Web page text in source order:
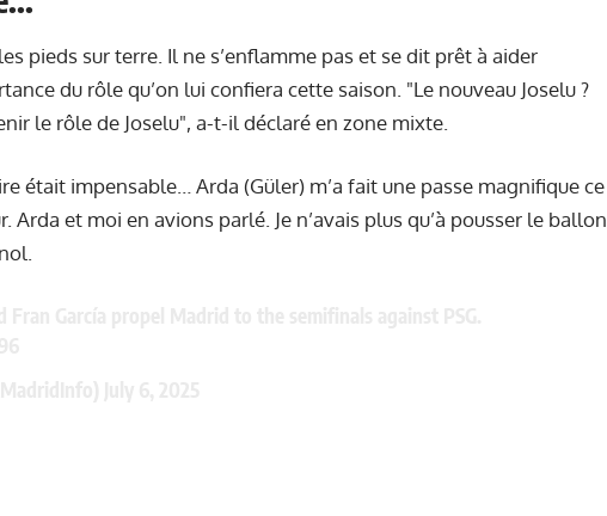
pieds sur terre. Il ne s’enflamme pas et se dit prêt à aider
du rôlequ’on lui confiera cette saison. "Le nouveau Joselu ?
le rôle de Joselu", a-t-il déclaré en zone mixte.
était impensable… Arda (Güler) m’a fait une passe magnifique ce
Arda et moi en avions parlé. Je n’avais plus qu’à pousser le ballon